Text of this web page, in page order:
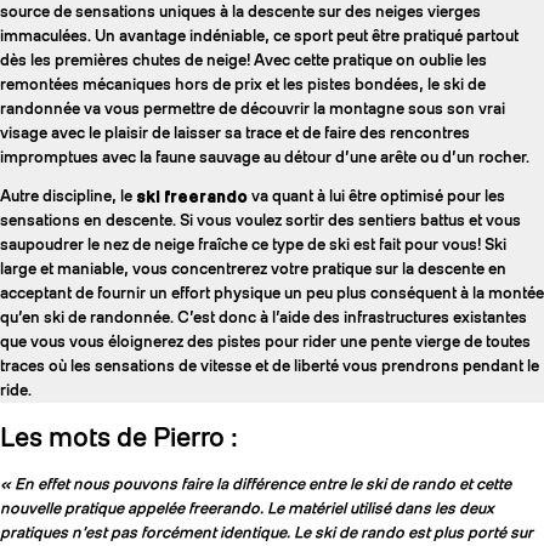
source de sensations uniques à la descente sur des neiges vierges
immaculées. Un avantage indéniable, ce sport peut être pratiqué partout
dès les premières chutes de neige! Avec cette pratique on oublie les
remontées mécaniques hors de prix et les pistes bondées, le ski de
randonnée va vous permettre de découvrir la montagne sous son vrai
visage avec le plaisir de laisser sa trace et de faire des rencontres
impromptues avec la faune sauvage au détour d’une arête ou d’un rocher.
Autre discipline, le ski freerando va quant à lui être optimisé pour les
sensations en descente. Si vous voulez sortir des sentiers battus et vous
saupoudrer le nez de neige fraîche ce type de ski est fait pour vous! Ski
large et maniable, vous concentrerez votre pratique sur la descente en
acceptant de fournir un effort physique un peu plus conséquent à la montée
qu’en ski de randonnée. C’est donc à l’aide des infrastructures existantes
que vous vous éloignerez des pistes pour rider une pente vierge de toutes
traces où les sensations de vitesse et de liberté vous prendrons pendant le
ride.
Les mots de Pierro :
« En effet nous pouvons faire la différence entre le ski de rando et cette
nouvelle pratique appelée freerando. Le matériel utilisé dans les deux
pratiques n’est pas forcément identique. Le ski de rando est plus porté sur